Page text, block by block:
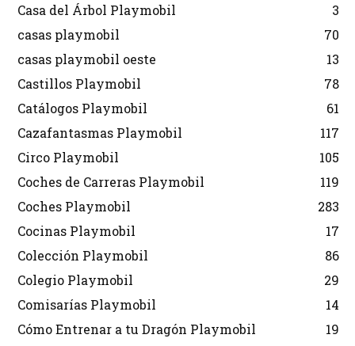
Casa del Árbol Playmobil
3
casas playmobil
70
casas playmobil oeste
13
Castillos Playmobil
78
Catálogos Playmobil
61
Cazafantasmas Playmobil
117
Circo Playmobil
105
Coches de Carreras Playmobil
119
Coches Playmobil
283
Cocinas Playmobil
17
Colección Playmobil
86
Colegio Playmobil
29
Comisarías Playmobil
14
Cómo Entrenar a tu Dragón Playmobil
19